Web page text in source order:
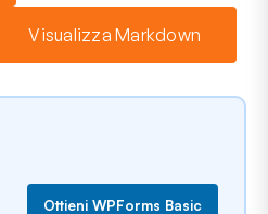
Visualizza Markdown
Ottieni WPForms Basic